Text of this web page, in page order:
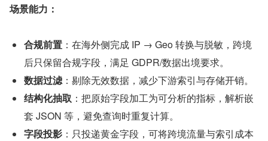
场景能力：
合规前置 ：在海外侧完成 IP → Geo 转换与脱敏，跨境
后只保留合规字段，满足 GDPR/数据出境要求。
数据过滤：剔除无效数据，减少下游索引与存储开销。
结构化抽取 ：把原始字段加工为可分析的指标，解析嵌
套 JSON 等，避免查询时重复计算。
字段投影 ：只投递黄金字段，可将跨境流量与索引成本